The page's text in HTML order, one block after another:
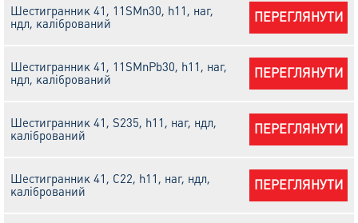
Шестигранник 41, 11SMn30, h11, наг,
ндл, калібрований
ПЕРЕГЛЯНУТИ
Шестигранник 41, 11SMnPb30, h11, наг,
ндл, калібрований
ПЕРЕГЛЯНУТИ
Шестигранник 41, S235, h11, наг, ндл,
калібрований
ПЕРЕГЛЯНУТИ
Шестигранник 41, С22, h11, наг, ндл,
калібрований
ПЕРЕГЛЯНУТИ